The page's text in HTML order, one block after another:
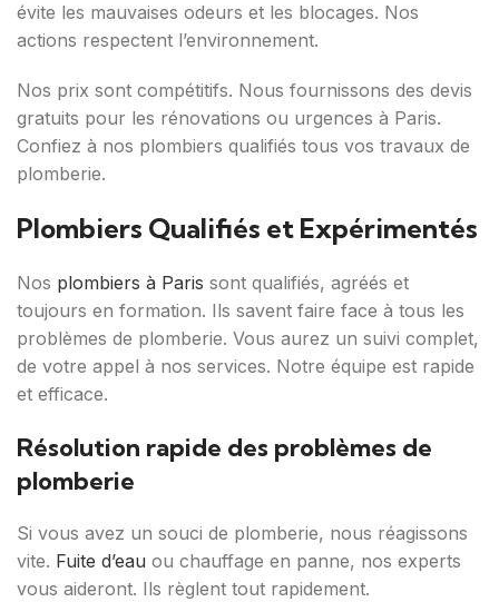
évite les mauvaises odeurs et les blocages. Nos
actions respectent l’environnement.
Nos prix sont compétitifs. Nous fournissons des devis
gratuits pour les rénovations ou urgences à Paris.
Confiez à nos plombiers qualifiés tous vos travaux de
plomberie.
Plombiers Qualifiés et Expérimentés
Nos plombiers à Paris sont qualifiés, agréés et
toujours en formation. Ils savent faire face à tous les
problèmes de plomberie. Vous aurez un suivi complet,
de votre appel à nos services. Notre équipe est rapide
et efficace.
Résolution rapide des problèmes de
plomberie
Si vous avez un souci de plomberie, nous réagissons
vite. Fuite d’eau ou chauffage en panne, nos experts
vous aideront. Ils règlent tout rapidement.